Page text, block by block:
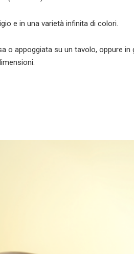
e in una varietà infinita di colori.
o appoggiata su un tavolo, oppure